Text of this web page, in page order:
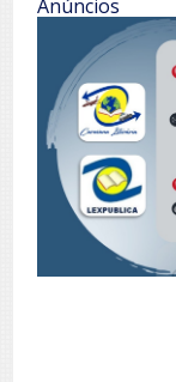
Anúncios